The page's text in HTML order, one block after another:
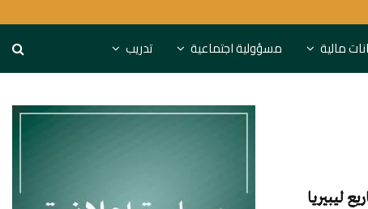
مالية مسؤولية اجتماعية تدريب
ليبيريا